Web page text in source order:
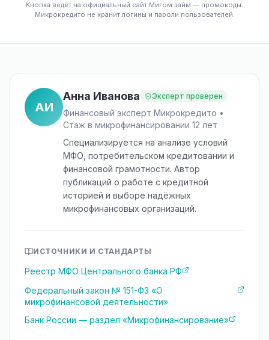
Кнопка ведёт на официальный сайт Мигом займ — промокоды.
Микрокредито не хранит логины и пароли пользователей.
АИ
Анна Иванова Эксперт проверен
Финансовый эксперт Микрокредито •
Стаж в микрофинансировании 12 лет
Специализируется на анализе условий
МФО, потребительском кредитовании и
финансовой грамотности. Автор
публикаций о работе с кредитной
историей и выборе надёжных
микрофинансовых организаций.
ИСТОЧНИКИ И СТАНДАРТЫ
Реестр МФО Центрального банка РФ
Федеральный закон № 151-ФЗ «О
микрофинансовой деятельности»
Банк России — раздел «Микрофинансирование»